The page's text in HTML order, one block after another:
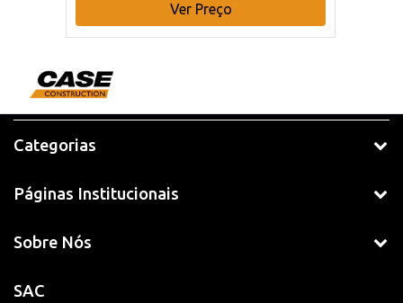
Ver Preço
Categorias
Páginas Institucionais
Sobre Nós
SAC